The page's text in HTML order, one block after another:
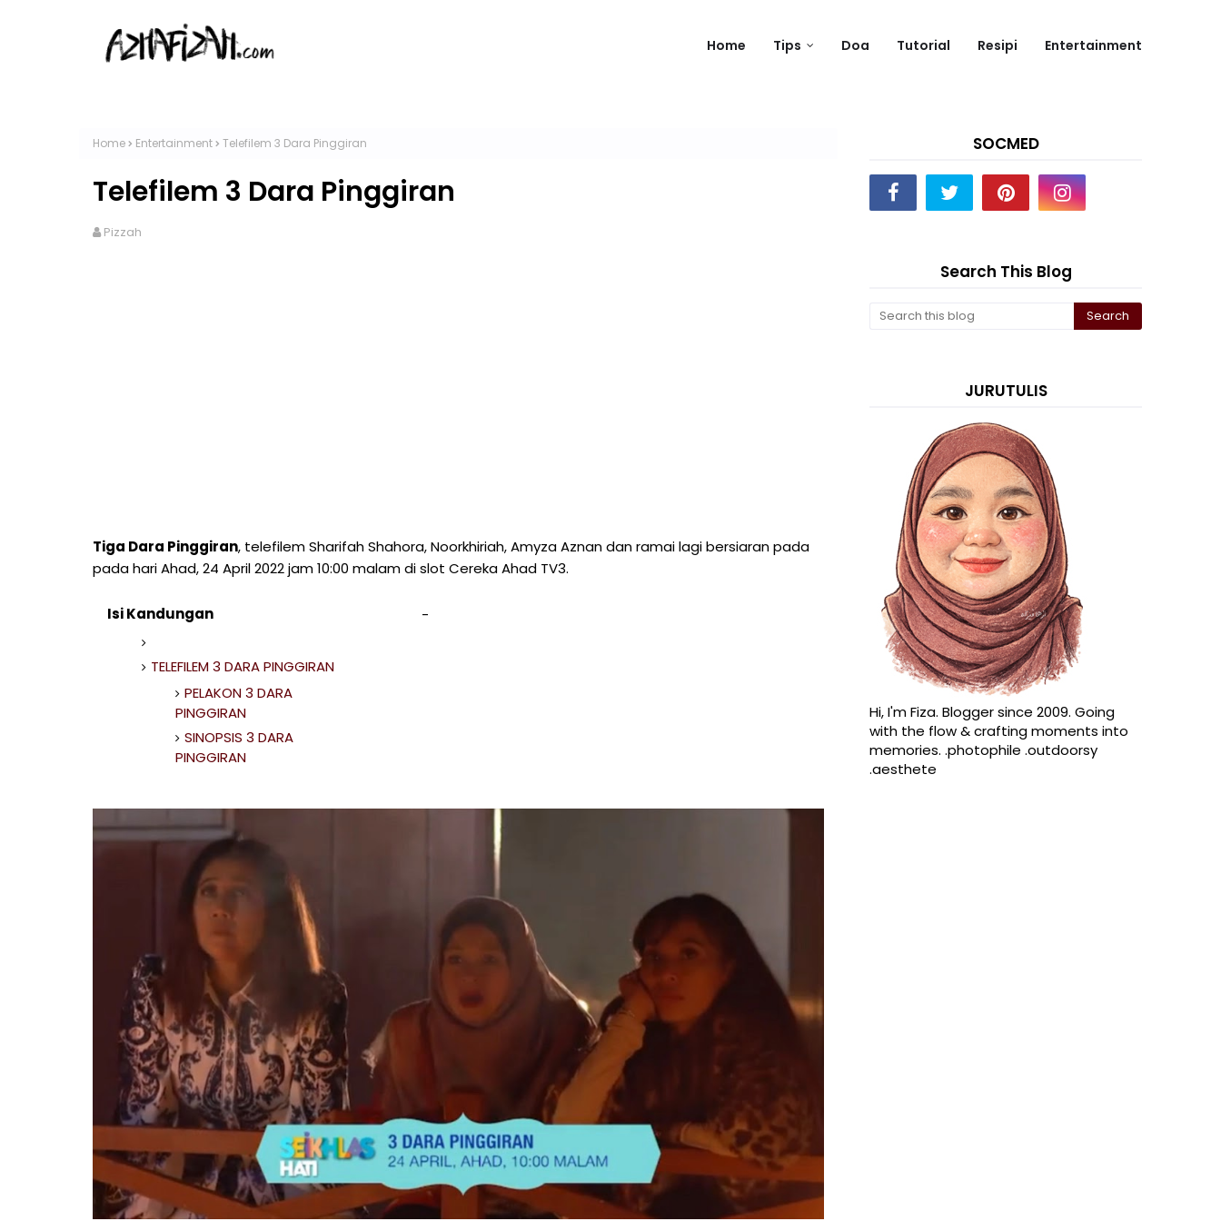
Home Tips Doa Tutorial Resipi Entertainment
Home Entertainment Telefilem 3 Dara Pinggiran
Telefilem 3 Dara Pinggiran
Pizzah
Tiga Dara Pinggiran, telefilem Sharifah Shahora, Noorkhiriah, Amyza Aznan dan ramai lagi bersiaran pada
pada hari Ahad, 24 April 2022 jam 10:00 malam di slot Cereka Ahad TV3.
Isi Kandungan
TELEFILEM 3 DARA PINGGIRAN
PELAKON 3 DARA
PINGGIRAN
SINOPSIS 3 DARA
PINGGIRAN
SOCMED
Search This Blog
JURUTULIS
Hi, I'm Fiza. Blogger since 2009. Going
with the flow & crafting moments into
memories. .photophile .outdoorsy
.aesthete